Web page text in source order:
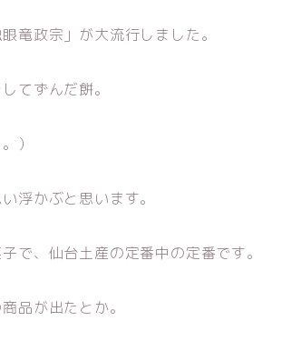
竜政宗」が大流行しました。
てずんだ餅。
）
浮かぶと思います。
で、仙台土産の定番中の定番です。
品が出たとか。